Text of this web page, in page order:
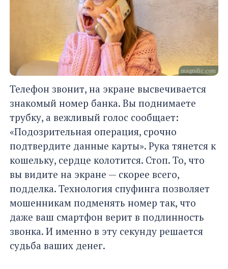
magnific.com
Телефон звонит, на экране высвечивается
знакомый номер банка. Вы поднимаете
трубку, а вежливый голос сообщает:
«Подозрительная операция, срочно
подтвердите данные карты». Рука тянется к
кошельку, сердце колотится. Стоп. То, что
вы видите на экране — скорее всего,
подделка. Технология спуфинга позволяет
мошенникам подменять номер так, что
даже ваш смартфон верит в подлинность
звонка. И именно в эту секунду решается
судьба ваших денег.